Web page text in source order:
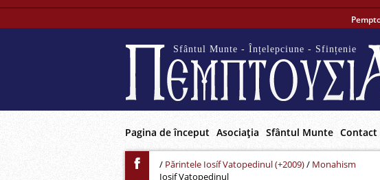
Sfântul Munte - Înțelepciune - Sfințenie
Pagina de început Asociaţia Sfântul Munte Contact
/ Părintele Iosíf Vatopedinul (+2009)/ Monahism
Iosif Vatopedinul